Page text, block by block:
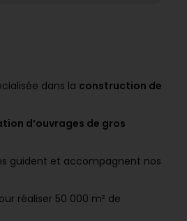
dans la construction de
d’ouvrages de gros
guident et accompagnent nos
réaliser 50 000 m² de